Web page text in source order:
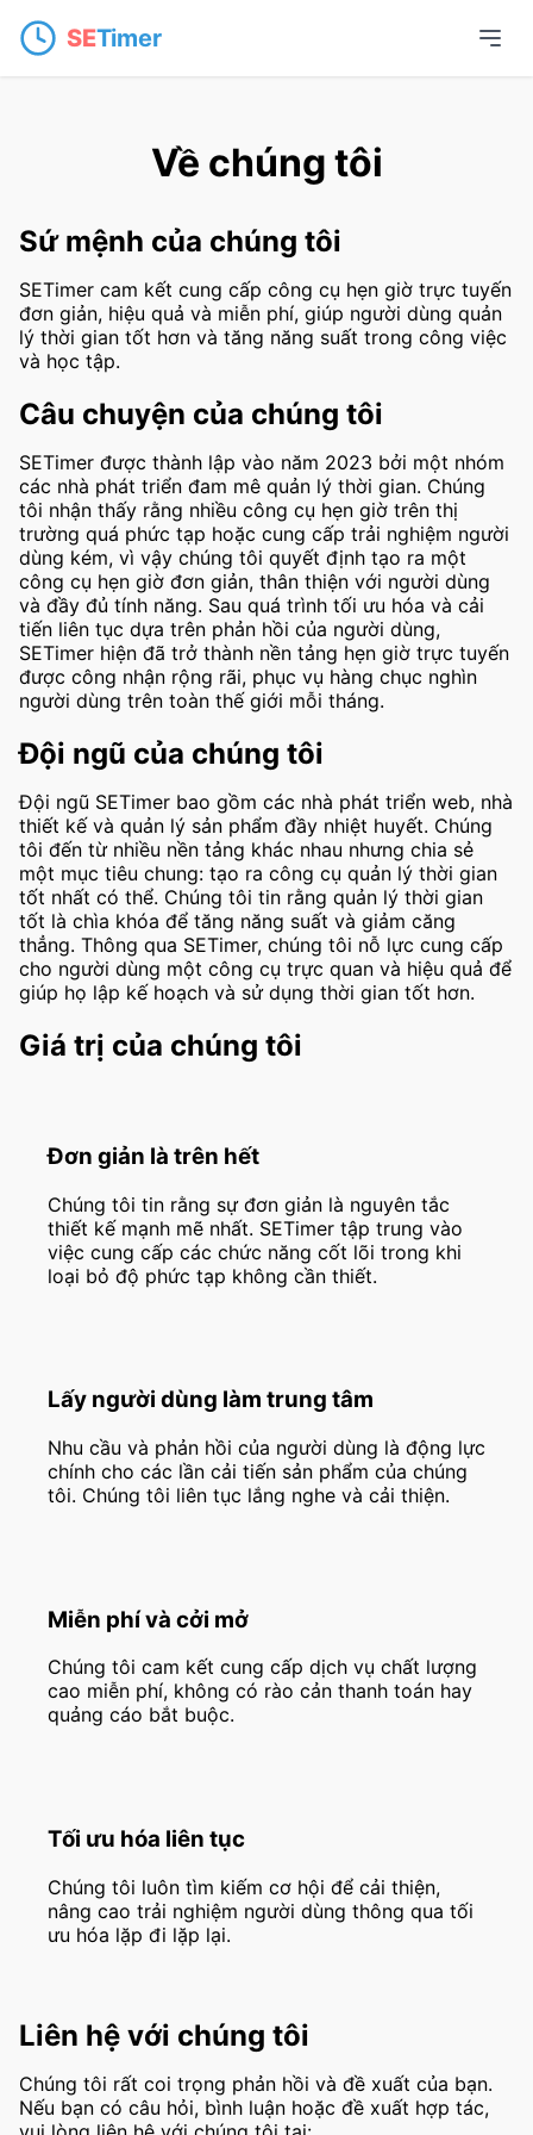
SETimer
Về chúng tôi
Sứ mệnh của chúng tôi
SETimer cam kết cung cấp công cụ hẹn giờ trực tuyến
đơn giản, hiệu quả và miễn phí, giúp người dùng quản
lý thời gian tốt hơn và tăng năng suất trong công việc
và học tập.
Câu chuyện của chúng tôi
SETimer được thành lập vào năm 2023 bởi một nhóm
các nhà phát triển đam mê quản lý thời gian. Chúng
tôi nhận thấy rằng nhiều công cụ hẹn giờ trên thị
trường quá phức tạp hoặc cung cấp trải nghiệm người
dùng kém, vì vậy chúng tôi quyết định tạo ra một
công cụ hẹn giờ đơn giản, thân thiện với người dùng
và đầy đủ tính năng. Sau quá trình tối ưu hóa và cải
tiến liên tục dựa trên phản hồi của người dùng,
SETimer hiện đã trở thành nền tảng hẹn giờ trực tuyến
được công nhận rộng rãi, phục vụ hàng chục nghìn
người dùng trên toàn thế giới mỗi tháng.
Đội ngũ của chúng tôi
Đội ngũ SETimer bao gồm các nhà phát triển web, nhà
thiết kế và quản lý sản phẩm đầy nhiệt huyết. Chúng
tôi đến từ nhiều nền tảng khác nhau nhưng chia sẻ
một mục tiêu chung: tạo ra công cụ quản lý thời gian
tốt nhất có thể. Chúng tôi tin rằng quản lý thời gian
tốt là chìa khóa để tăng năng suất và giảm căng
thẳng. Thông qua SETimer, chúng tôi nỗ lực cung cấp
cho người dùng một công cụ trực quan và hiệu quả để
giúp họ lập kế hoạch và sử dụng thời gian tốt hơn.
Giá trị của chúng tôi
Đơn giản là trên hết
Chúng tôi tin rằng sự đơn giản là nguyên tắc
thiết kế mạnh mẽ nhất. SETimer tập trung vào
việc cung cấp các chức năng cốt lõi trong khi
loại bỏ độ phức tạp không cần thiết.
Lấy người dùng làm trung tâm
Nhu cầu và phản hồi của người dùng là động lực
chính cho các lần cải tiến sản phẩm của chúng
tôi. Chúng tôi liên tục lắng nghe và cải thiện.
Miễn phí và cởi mở
Chúng tôi cam kết cung cấp dịch vụ chất lượng
cao miễn phí, không có rào cản thanh toán hay
quảng cáo bắt buộc.
Tối ưu hóa liên tục
Chúng tôi luôn tìm kiếm cơ hội để cải thiện,
nâng cao trải nghiệm người dùng thông qua tối
ưu hóa lặp đi lặp lại.
Liên hệ với chúng tôi
Chúng tôi rất coi trọng phản hồi và đề xuất của bạn.
Nếu bạn có câu hỏi, bình luận hoặc đề xuất hợp tác,